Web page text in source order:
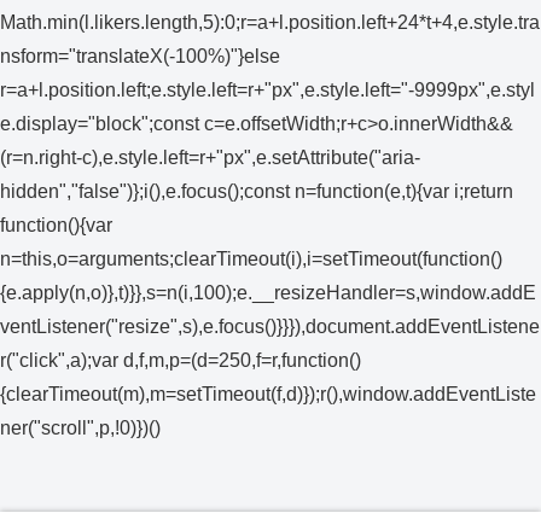
Math.min(l.likers.length,5):0;r=a+l.position.left+24*t+4,e.style.tra
nsform="translateX(-100%)"}else
r=a+l.position.left;e.style.left=r+"px",e.style.left="-9999px",e.styl
e.display="block";const c=e.offsetWidth;r+c>o.innerWidth&&
(r=n.right-c),e.style.left=r+"px",e.setAttribute("aria-
hidden","false")};i(),e.focus();const n=function(e,t){var i;return
function(){var
n=this,o=arguments;clearTimeout(i),i=setTimeout(function()
{e.apply(n,o)},t)}},s=n(i,100);e.__resizeHandler=s,window.addE
ventListener("resize",s),e.focus()}}}),document.addEventListene
r("click",a);var d,f,m,p=(d=250,f=r,function()
{clearTimeout(m),m=setTimeout(f,d)});r(),window.addEventListe
ner("scroll",p,!0)})()